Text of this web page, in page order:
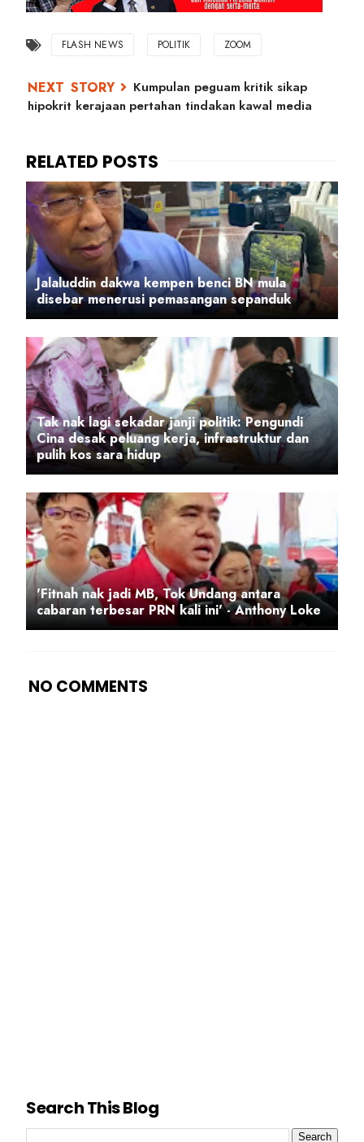
FLASH NEWS POLITIK ZOOM
Kumpulan peguam kritik sikap
hipokrit kerajaan pertahan tindakan kawal media
Jalaluddin dakwa kempen benci BN mula
disebar menerusi pemasangan sepanduk
Tak nak lagi sekadar janji politik: Pengundi
Cina desak peluang kerja, infrastruktur dan
pulih kos sara hidup
'Fitnah nak jadi MB, Tok Undang antara
cabaran terbesar PRN kali ini' - Anthony Loke
NO COMMENTS
Search This Blog